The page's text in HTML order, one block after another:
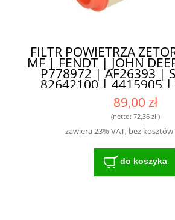
FILTR POWIETRZA
MF | FENDT | JOHN
P778972 | AF26393 |
82642100 | 4415905 |
SL8388 | 32/917804 |
- ZAPEWNIA DŁUGĄ
SILNIKA
89,00 zł
(netto: 72,36 zł)
zawiera 23% VAT, bez
do koszyka